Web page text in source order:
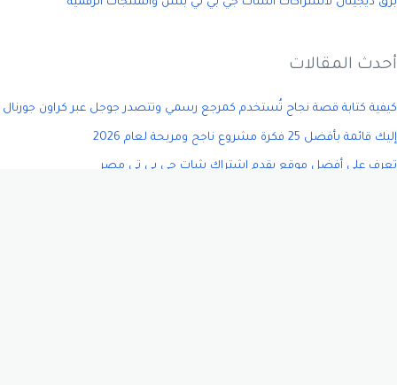
ن
برق ديجيتال لاشتراكات الشات جي بي تي بلس والمنتجات الرقمية
أحدث المقالات
كيفية كتابة قصة نجاح تُستخدم كمرجع رسمي وتتصدر جوجل عبر كراون جورنال
إليك قائمة بأفضل 25 فكرة مشروع ناجح ومربحة لعام 2026
تعرف على أفضل موقع يقدم اشتراك شات جي بي تي مصر